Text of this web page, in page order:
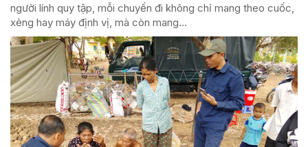
người lính quy tập, mỗi chuyến đi không chỉ mang theo cuốc,
xẻng hay máy định vị, mà còn mang...